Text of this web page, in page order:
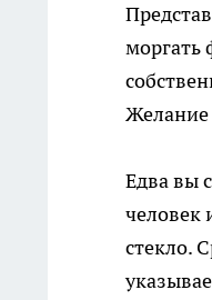
моргать
Желание
Едва вы
человек
стекло.